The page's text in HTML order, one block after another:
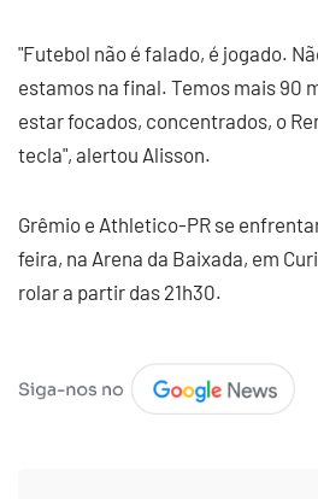
"Futebol não é falado, é jogado.
estamos na final. Temos mais 90
estar focados, concentrados, o
tecla", alertou Alisson.
Grêmio e Athletico-PR se
feira, na Arena da Baixada, em
rolar a partir das 21h30.